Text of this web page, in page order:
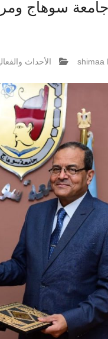
سوهاج
shimaa الأحداث